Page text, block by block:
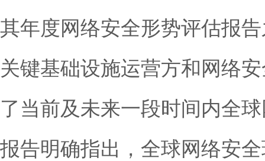
其年度网络安全形势评估报
关键基础设施运营方和网络
了当前及未来一段时间内全
报告明确指出，全球网络安